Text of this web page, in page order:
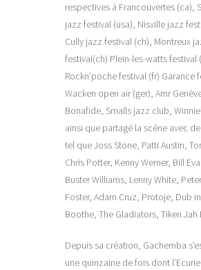
respectives à Francouvertes (ca),
jazz festival (usa), Nisville jazz
Cully jazz festival (ch), Montreux
festival(ch) Plein-les-watts festival
Rockn’poche festival (fr) Garance
Wacken open air (ger), Amr
Bonafide, Smalls jazz club,
ainsi que partagé la scène avec
tel que Joss Stone, Patti Austin,
Chris Potter, Kenny Werner, Bill
Buster Williams, Lenny White,
Foster, Adam Cruz, Protoje, Dub
Boothe, The Gladiators, Tiken Jah
Depuis sa création, Gachemba
une quinzaine de fois dont